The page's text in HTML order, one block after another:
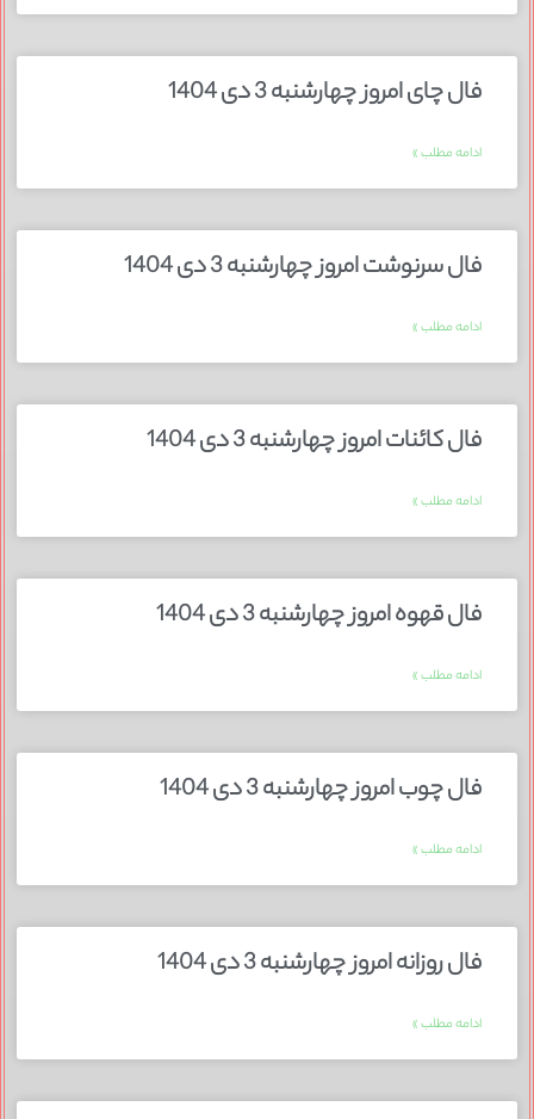
فال چای امروز چهارشنبه 3 دی 1404
ادامه مطلب »
فال سرنوشت امروز چهارشنبه 3 دی 1404
ادامه مطلب »
فال کائنات امروز چهارشنبه 3 دی 1404
ادامه مطلب »
فال قهوه امروز چهارشنبه 3 دی 1404
ادامه مطلب »
فال چوب امروز چهارشنبه 3 دی 1404
ادامه مطلب »
فال روزانه امروز چهارشنبه 3 دی 1404
ادامه مطلب »